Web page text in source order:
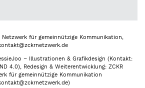
Netzwerk für gemeinnützige Kommunikation,
– Illustrationen & Grafikdesign (Kontakt:
4.0), Redesign & Weiterentwicklung: ZCKR
für gemeinnützige Kommunikation